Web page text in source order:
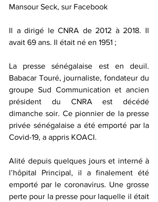
Mansour Seck, sur Facebook
Il a dirigé le CNRA de 2012 à 2018. Il
avait 69 ans. Il était né en 1951 ;
La presse sénégalaise est en deuil.
Babacar Touré, journaliste, fondateur du
groupe Sud Communication et ancien
président du CNRA est décédé
dimanche soir. Ce pionnier de la presse
privée sénégalaise a été emporté par la
Covid-19, a appris KOACI.
Alité depuis quelques jours et interné à
l’hôpital Principal, il a finalement été
emporté par le coronavirus. Une grosse
perte pour la presse pour laquelle il était